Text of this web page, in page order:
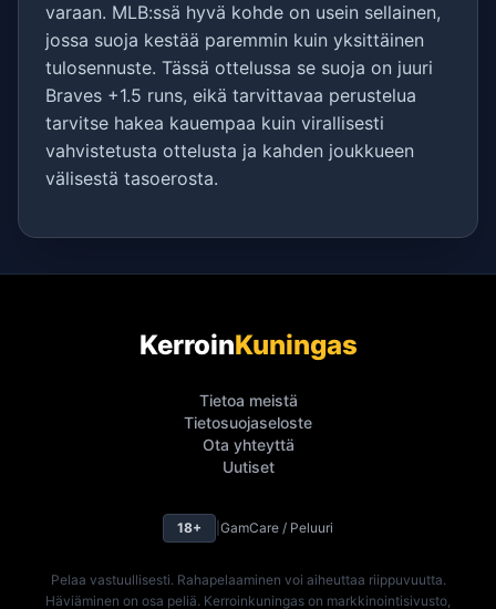
varaan. MLB:ssä hyvä kohde on usein sellainen,
jossa suoja kestää paremmin kuin yksittäinen
tulosennuste. Tässä ottelussa se suoja on juuri
Braves +1.5 runs, eikä tarvittavaa perustelua
tarvitse hakea kauempaa kuin virallisesti
vahvistetusta ottelusta ja kahden joukkueen
välisestä tasoerosta.
KerroinKuningas
Tietoa meistä
Tietosuojaseloste
Ota yhteyttä
Uutiset
18+ GamCare / Peluuri
Pelaa vastuullisesti. Rahapelaaminen voi aiheuttaa riippuvuutta.
Häviäminen on osa peliä. Kerroinkuningas on markkinointisivusto,